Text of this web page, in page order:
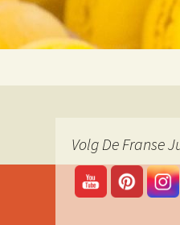
Volg De Franse